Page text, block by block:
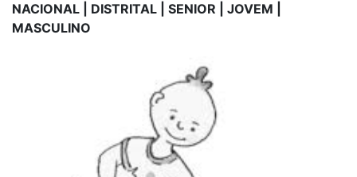
NACIONAL | DISTRITAL | SENIOR | JOVEM |
MASCULINO